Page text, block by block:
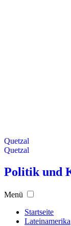
Quetzal
Quetzal
Politik und
Menü
Startseite
Lateinamerika